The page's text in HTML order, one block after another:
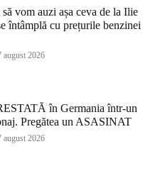
vom auzi așa ceva de la Ilie
întâmplă cu prețurile benzinei
august 2026
în Germania într-un
Pregătea un ASASINAT
august 2026